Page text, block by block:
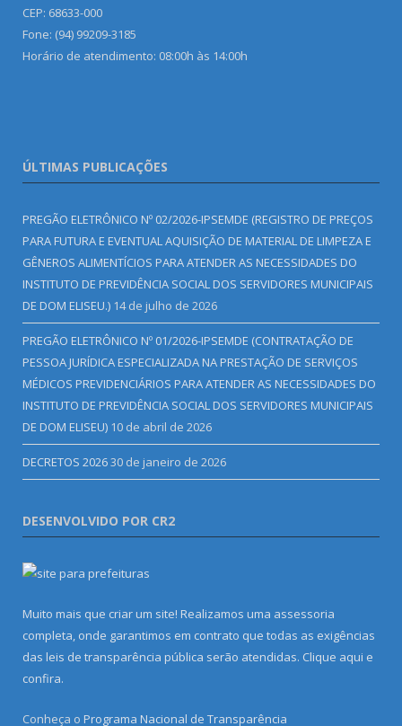
CEP: 68633-000
Fone: (94) 99209-3185
Horário de atendimento: 08:00h às 14:00h
ÚLTIMAS PUBLICAÇÕES
PREGÃO ELETRÔNICO Nº 02/2026-IPSEMDE (REGISTRO DE PREÇOS
PARA FUTURA E EVENTUAL AQUISIÇÃO DE MATERIAL DE LIMPEZA E
GÊNEROS ALIMENTÍCIOS PARA ATENDER AS NECESSIDADES DO
INSTITUTO DE PREVIDÊNCIA SOCIAL DOS SERVIDORES MUNICIPAIS
DE DOM ELISEU.) 14 de julho de 2026
PREGÃO ELETRÔNICO Nº 01/2026-IPSEMDE (CONTRATAÇÃO DE
PESSOA JURÍDICA ESPECIALIZADA NA PRESTAÇÃO DE SERVIÇOS
MÉDICOS PREVIDENCIÁRIOS PARA ATENDER AS NECESSIDADES DO
INSTITUTO DE PREVIDÊNCIA SOCIAL DOS SERVIDORES MUNICIPAIS
DE DOM ELISEU) 10 de abril de 2026
DECRETOS 202630 de janeiro de 2026
DESENVOLVIDO POR CR2
Muito mais que criar um site! Realizamos uma assessoria
completa, onde garantimos em contrato que todas as exigências
das leis de transparência pública serão atendidas. Clique aqui e
confira.
Conheça o Programa Nacional de Transparência